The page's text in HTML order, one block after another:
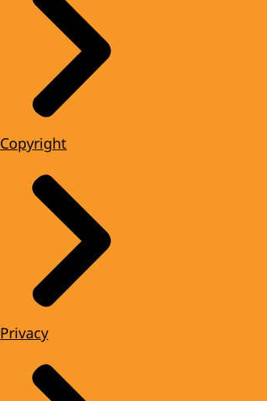
Copyright
Privacy